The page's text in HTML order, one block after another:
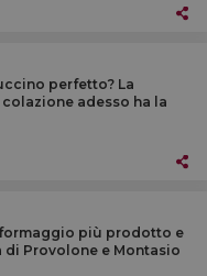
perfetto? La
adesso ha la
formaggio più prodotto e
di Provolone e Montasio